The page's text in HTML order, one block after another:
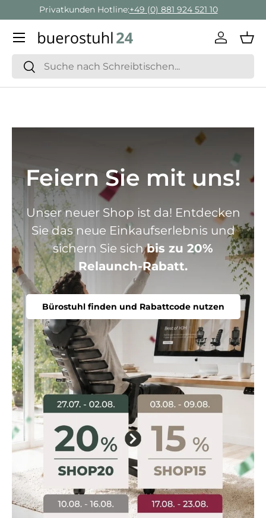
Direkt zum Inhalt
Geschäftskunden Beratung: + 49 (0) 881 924 521 22
Suchen
Suchen
Menü
Feiern Sie mit uns!
Unser neuer Shop ist da! Entdecken
Sie das neue Einkaufserlebnis und
sichern Sie sichbis zu 20%
Relaunch-Rabatt.
Bürostuhl finden und Rabattcode nutzen